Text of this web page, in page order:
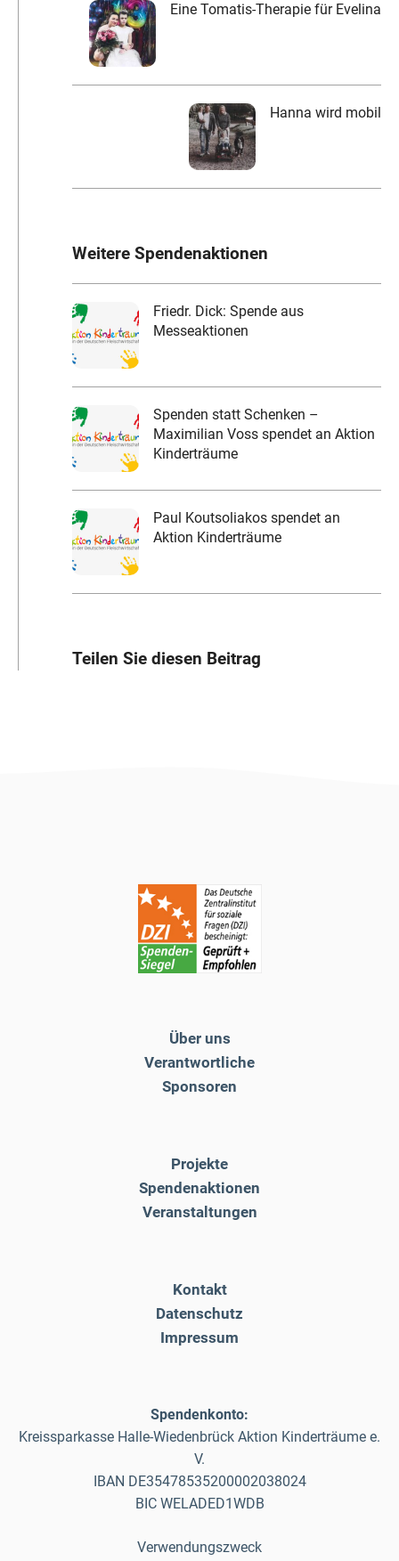
Eine Tomatis-Therapie für Evelina
Hanna wird mobil
Weitere Spendenaktionen
Friedr. Dick: Spende aus
Messeaktionen
Spenden statt Schenken –
Maximilian Voss spendet an Aktion
Kinderträume
Paul Koutsoliakos spendet an
Aktion Kinderträume
Teilen Sie diesen Beitrag
Über uns
Verantwortliche
Sponsoren
Projekte
Spendenaktionen
Veranstaltungen
Kontakt
Datenschutz
Impressum
Spendenkonto:
Kreissparkasse Halle-Wiedenbrück Aktion Kinderträume e.
V.
IBAN DE35478535200002038024
BIC WELADED1WDB
Verwendungszweck